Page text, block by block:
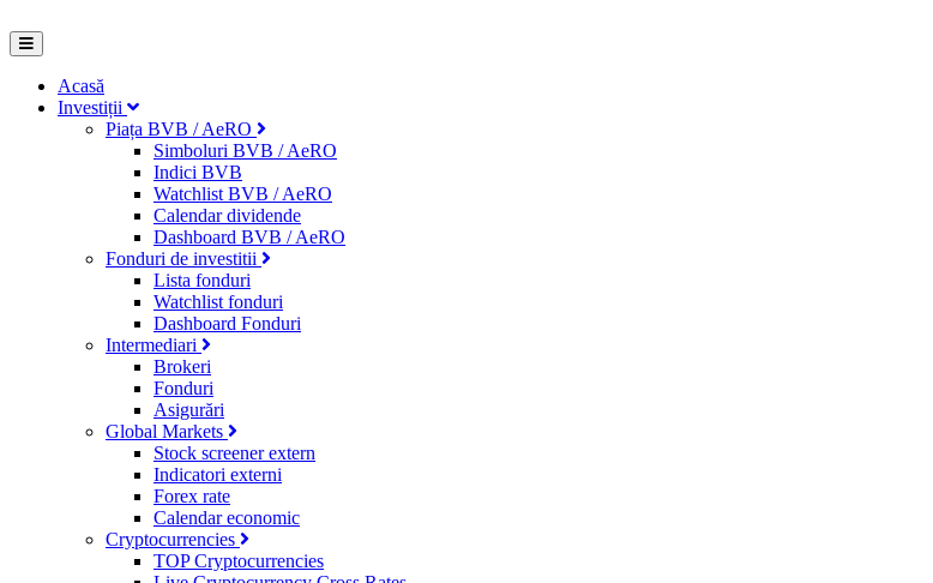
Acasă
Investiții
Piața BVB / AeRO
Simboluri BVB / AeRO
Indici BVB
Watchlist BVB / AeRO
Calendar dividende
Dashboard BVB / AeRO
Fonduri de investitii
Lista fonduri
Watchlist fonduri
Dashboard Fonduri
Intermediari
Brokeri
Fonduri
Asigurări
Global Markets
Stock screener extern
Indicatori externi
Forex rate
Calendar economic
Cryptocurrencies
TOP Cryptocurrencies